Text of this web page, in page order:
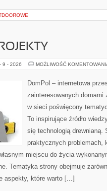
9 - 2026 MOŻLIWOŚĆ
DomPol – internetowa
zainteresowanych domami
w sieci poświęcony
To inspirujące źródło
się technologią drewnianą.
praktycznych problemach,
miejscu do życia
Tematyka strony obejmuje
aspekty, które warto […]